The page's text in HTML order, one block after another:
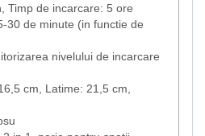
Timp de incarcare: 5 ore
30 de minute (in functie de
nivelului de incarcare
cm, Latime: 21,5 cm,